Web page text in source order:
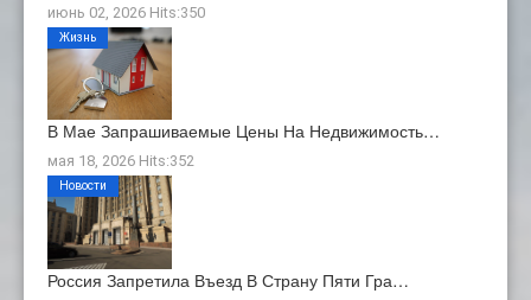
июнь 02, 2026 Hits:350
В Мае Запрашиваемые Цены На Недвижимость…
мая 18, 2026 Hits:352
Жизнь
Россия Запретила Въезд В Страну Пяти Гра…
Новости